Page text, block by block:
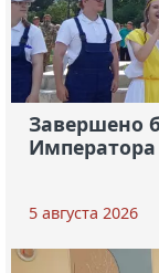
Завершено
5 августа 2026